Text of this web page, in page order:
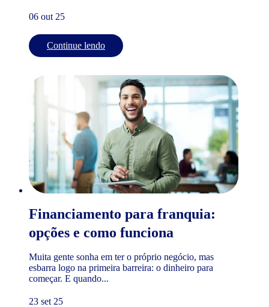
06 out 25
Continue lendo
Financiamento para franquia:
opções e como funciona
Muita gente sonha em ter o próprio negócio, mas
esbarra logo na primeira barreira: o dinheiro para
começar. E quando...
23 set 25